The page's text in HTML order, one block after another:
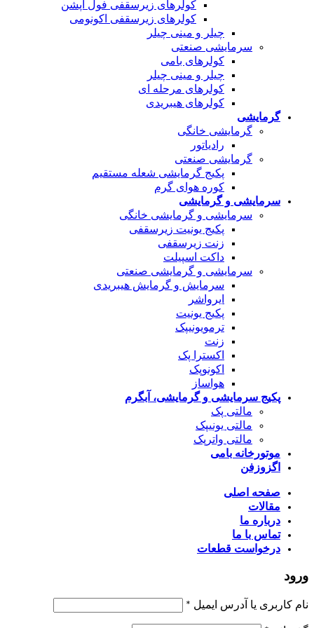
کولرهای زیرسقفی فول آپشن
کولرهای زیرسقفی اکونومی
چیلر و مینی چیلر
سرمایشی صنعتی
کولرهای بامی
چیلر و مینی چیلر
کولرهای مرحله ای
کولرهای هیبریدی
گرمایشی
گرمایشی خانگی
رادیاتور
گرمایشی صنعتی
پکیج گرمایشی شعله مستقیم
کوره هوای گرم
سرمایشی و گرمایشی
سرمایشی و گرمایشی خانگی
پکیج یونیت زیرسقفی
زنت زیرسقفی
داکت اسپیلت
سرمایشی و گرمایشی صنعتی
سرمایش و گرمایش هیبریدی
ایرواشر
پکیج یونیت
ترمویونیپک
زنت
اکسترا پک
اکونوپک
هواساز
پکیج سرمایشی و گرمایشی، آبگرم
مالتی پک
مالتی یونیپک
مالتی واترپک
موتورخانه بامی
اگزوزفن
صفحه اصلی
مقالات
درباره ما
تماس با ما
درخواست قطعات
ورود
نام کاربری یا آدرس ایمیل *